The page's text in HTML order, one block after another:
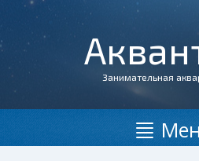
Занимательная